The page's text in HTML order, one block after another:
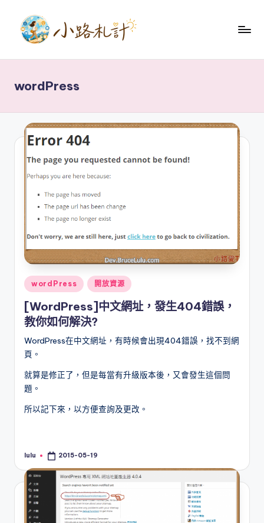
札
記
康
理
財
技
術
wordPress
Posted
in
wordPress 開放資源
[WordPress]中文網址，發生404錯誤，
教你如何解決?
WordPress在中文網址，有時候會出現404錯誤，找不到網
頁。
就算是修正了，但是每當有升級版本後，又會發生這個問
題。
所以記下來，以方便查詢及更改。
Posted
lulu 2015-05-19